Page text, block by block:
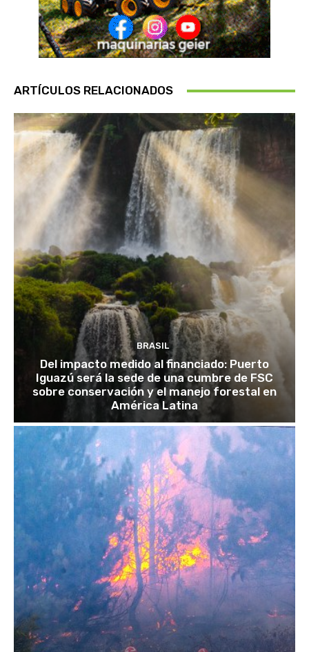
ARTÍCULOS RELACIONADOS
BRASIL
Del impacto medido al financiado: Puerto
Iguazú será la sede de una cumbre de FSC
sobre conservación y el manejo forestal en
América Latina